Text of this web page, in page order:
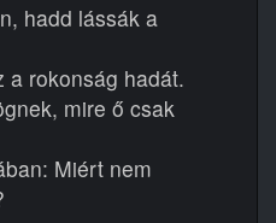
hadd lássák a
a rokonság hadát.
mire ő csak
Miért nem